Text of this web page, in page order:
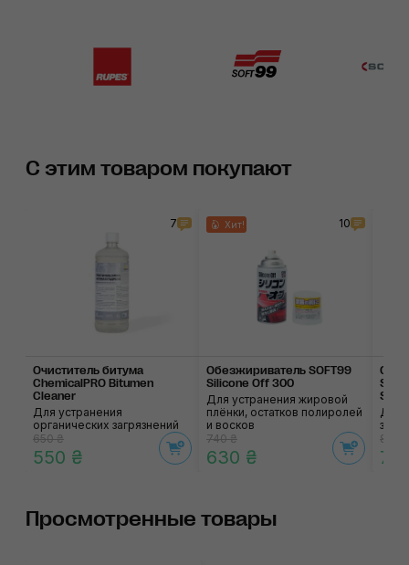
С этим товаром покупают
7
Очиститель битума
ChemicalPRO Bitumen
Cleaner
Для устранения
органических загрязнений
650 ₴
550 ₴
Хит! 10
Обезжириватель SOFT99
Silicone Off 300
Для устранения жировой
плёнки, остатков полиролей
и восков
740 ₴
630 ₴
Для
845
Просмотренные товары